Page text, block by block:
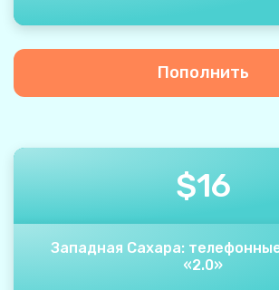
Пополнить
$16
Западная Сахара:
«2.0»